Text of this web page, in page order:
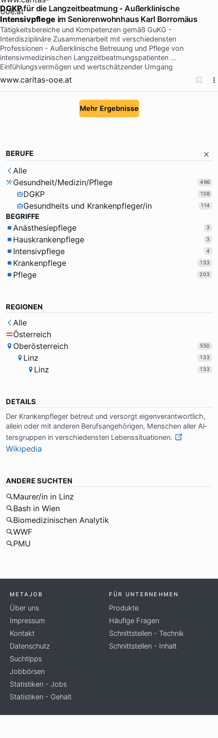
DGKPfür die Langzeitbeatmung - Außerklinische
Intensivpflege im Seniorenwohnhaus Karl Borromäus
Tätigkeitsbereiche und Kompetenzen gemäß GuKG -
Interdisziplinäre Zusammenarbeit mit verschiedensten
Professionen - Außerklinische Betreuung und Pflege von
intensivmedizinischen Langzeitbeatmungspatienten …
Einfühlungsvermögen und wertschätzender Umgang
www.caritas-ooe.at
Mehr Ergebnisse
BERUFE
Alle
Gesundheit/Medizin/Pflege
466
DGKP 108
Gesundheits und Krankenpfleger/in 114
BEGRIFFE
Anästhesiepflege 3
Hauskrankenpflege 3
Intensivpflege 4
Krankenpflege 133
Pflege 203
REGIONEN
Alle
Österreich
Oberösterreich
550
Linz 133
Linz 133
DETAILS
Der Kran­ken­pfle­ger be­treut und ver­sorgt ei­gen­ver­ant­wort­lich,
al­lein oder mit an­de­ren Be­rufs­an­ge­hö­ri­gen, Men­schen al­ler Al­
ters­grup­pen in ver­schie­den­sten Le­bens­si­tua­tio­nen.
Wikipedia
ANDERE SUCHTEN
Maurer/in in Linz
Bash in Wien
Biomedizinischen Analytik
WWF
PMU
METAJOB
Über uns
Impressum
Kontakt
Datenschutz
Suchtipps
Jobbörsen
Statistiken - Jobs
Statistiken - Gehalt
FÜR UNTERNEHMEN
Produkte
Häufige Fragen
Schnittstellen - Technik
Schnittstellen - Inhalt